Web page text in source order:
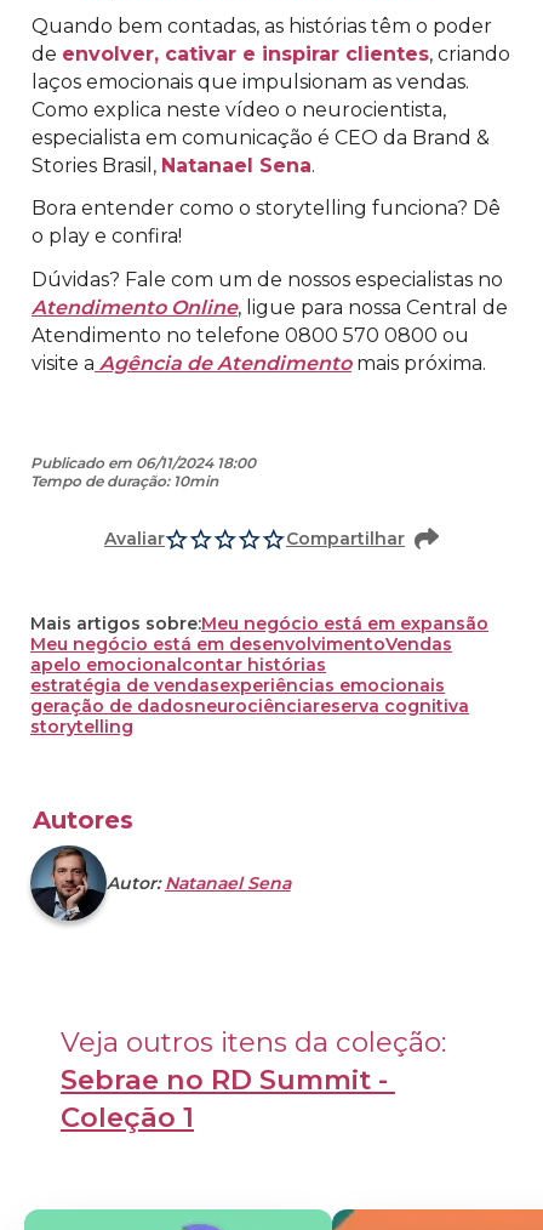
Quando bem contadas, as histórias têm o poder
de envolver, cativar e inspirar clientes, criando
laços emocionais que impulsionam as vendas.
Como explica neste vídeo o neurocientista,
especialista em comunicação é CEO da Brand &
Stories Brasil, Natanael Sena.
Bora entender como o storytelling funciona? Dê
o play e confira!
Dúvidas? Fale com um de nossos especialistas no
Atendimento Online, ligue para nossa Central de
Atendimento no telefone 0800 570 0800 ou
visite a Agência de Atendimentomais próxima.
Publicado em 06/11/2024 18:00
Tempo de duração: 10min
Avaliar Compartilhar
Mais artigos sobre:Meu negócio está em expansão
Meu negócio está em desenvolvimentoVendas
apelo emocionalcontar histórias
estratégia de vendasexperiências emocionais
geração de dadosneurociênciareserva cognitiva
storytelling
Autores
Autor:Natanael Sena
Sebrae no RD Summit -
Coleção 1